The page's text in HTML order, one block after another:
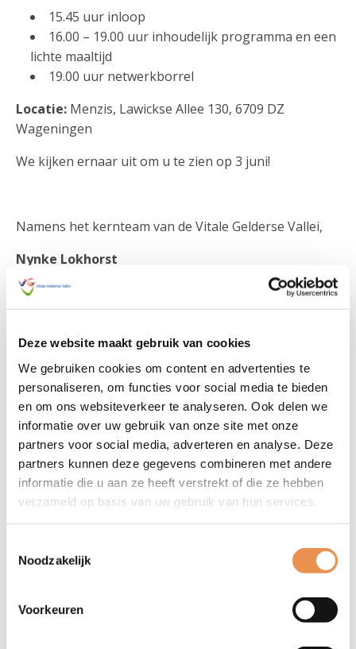
Deze website maakt gebruik van cookies
We gebruiken cookies om content en advertenties te
personaliseren, om functies voor social media te bieden
en om ons websiteverkeer te analyseren. Ook delen we
informatie over uw gebruik van onze site met onze
partners voor social media, adverteren en analyse. Deze
partners kunnen deze gegevens combineren met andere
informatie die u aan ze heeft verstrekt of die ze hebben
verzameld op basis van uw gebruik van hun services.
Noodzakelijk
Voorkeuren
15.45 uur inloop
16.00 – 19.00 uur inhoudelijk programma en een
lichte maaltijd
19.00 uur netwerkborrel
Locatie: Menzis, Lawickse Allee 130, 6709 DZ
Wageningen
We kijken ernaar uit om u te zien op 3 juni!
Namens het kernteam van de Vitale Gelderse Vallei,
Nynke Lokhorst
Netwerkmanager Vitale Gelderse Vallei
Meld u snel en uiterlijk 27 mei aan voor de
bijeenkomst via het aanmeldformulier:
Aanmelden brede bestuurlijke
bijeenkomst 3 juni 2026 Vitale
Gelderse Vallei
Woensdag 3 juni 2026